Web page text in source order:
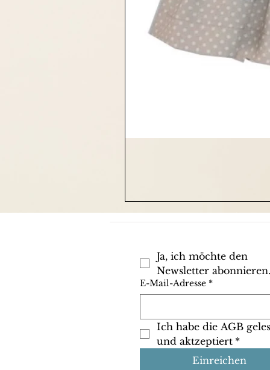
Ja, ich möchte den
Newsletter abonnieren.
E-Mail-Adresse *
Ich habe die AGB
und aktzeptiert *
Einreichen